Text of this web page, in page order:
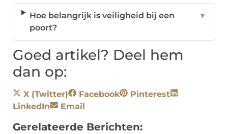
Hoe belangrijk is veiligheid bij een
poort?
▼
Goed artikel? Deel hem
dan op:
X (Twitter) Facebook
Pinterest
LinkedIn
Email
Gerelateerde Berichten: